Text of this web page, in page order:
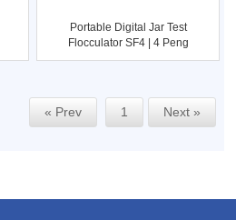
Portable Digital Jar Test
Flocculator SF4 | 4 Peng
« Prev 1 Next »